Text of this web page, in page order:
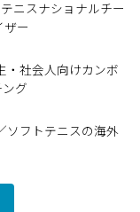
ニスナショナルチー
ー
・社会人向けカンボ
グ
ソフトテニスの海外